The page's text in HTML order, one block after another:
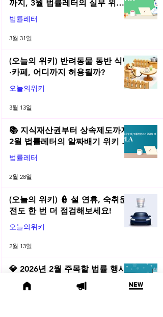
까지, 3월 법률레터의 실무 위키
총정리! | 2026년 3월 네플라 법률
레터
법률레터
3월 31일
(오늘의 위키) 반려동물 동반 식당
·카페, 어디까지 허용될까?
오늘의위키
3월 13일
📚 지식재산권부터 상속제도까지,
2월 법률레터의 알짜배기 위키 모
음! | 2026년 2월 네플라 법률레터
법률레터
2월 28일
(오늘의 위키) 👮 설 연휴, 숙취운
전도 한 번 더 점검해보세요!
오늘의위키
2월 13일
💎 2026년 2월 주목할 법률 행사
모음